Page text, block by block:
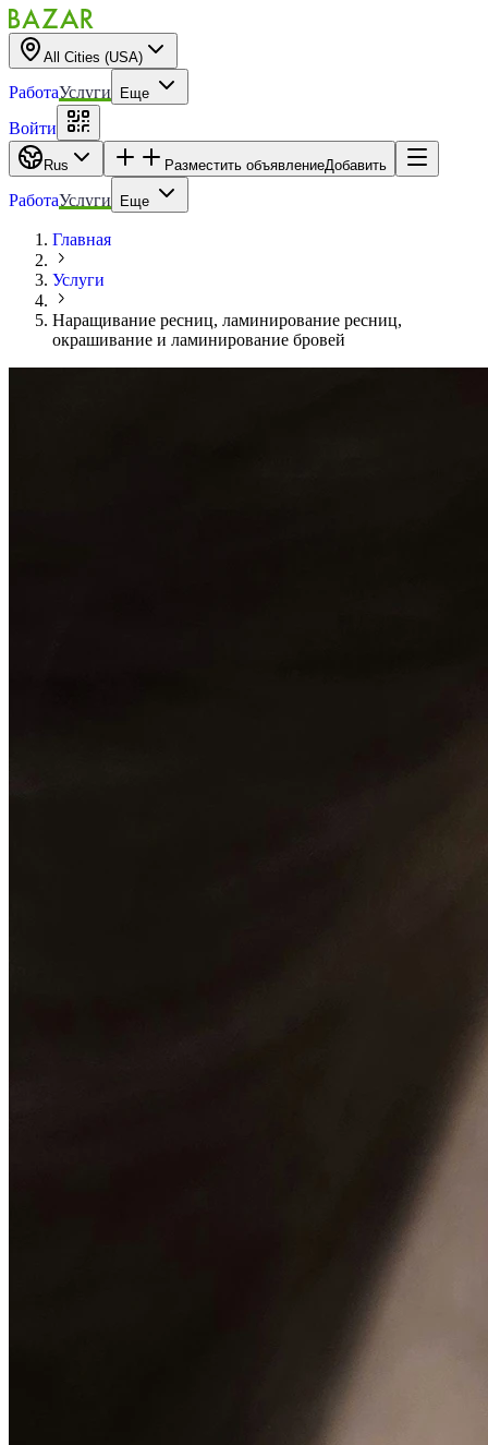
All Cities (USA)
РаботаУслуги Еще
Войти
Rus Разместить объявлениеДобавить
РаботаУслуги Еще
Главная
Услуги
Наращивание ресниц, ламинирование ресниц,
окрашивание и ламинирование бровей